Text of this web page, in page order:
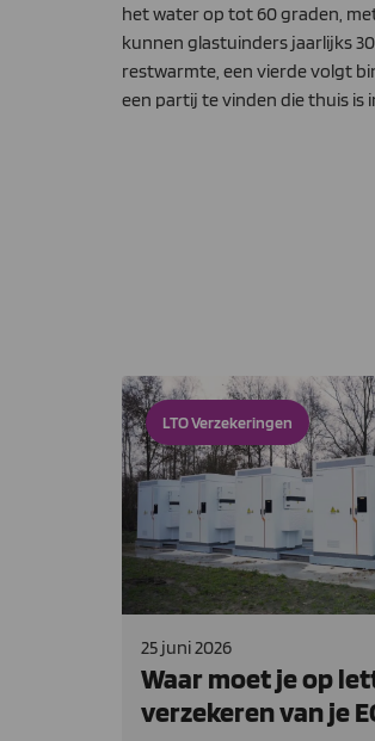
het water op tot 60 graden,
kunnen glastuinders jaarlijks
restwarmte, een vierde volgt
een partij te vinden die thuis is
LTO Verzekeringen
25 juni 2026
Waar moet je op
verzekeren van je